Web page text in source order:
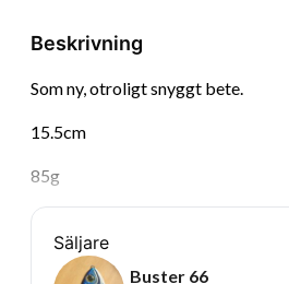
Beskrivning
Som ny, otroligt snyggt bete.
15.5cm
85g
Säljare
Buster 66